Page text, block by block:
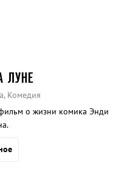
ЛУНЕ
Комедия
о жизни комика Энди